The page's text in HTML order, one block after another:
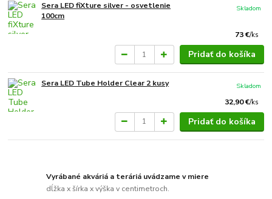
Sera LED fiXture silver - osvetlenie
100cm
73 €/ks
Skladom
Pridať do košíka
Sera LED Tube Holder Clear 2 kusy
32,90 €/ks
Skladom
Pridať do košíka
Vyrábané akváriá a teráriá uvádzame v miere
dĺžka x šírka x výška v centimetroch.